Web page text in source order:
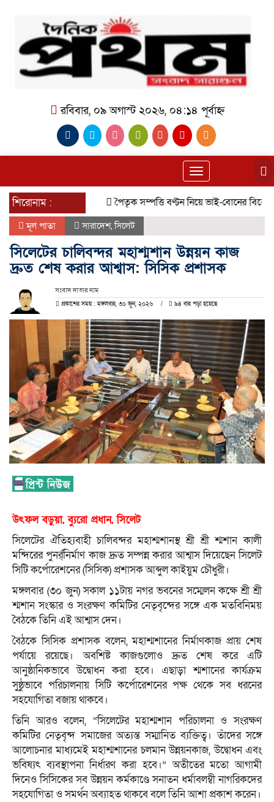
রবিবার, ০৯ অগাস্ট ২০২৬, ০৪:১৪ পূর্বাহ্ন
Toggle
navigation
শিরোনাম : পৈতৃক সম্পত্তি বণ্টন নিয়ে ভাই-বোনের বিরোধ,
মূল পাতা সারাদেশ,সিলেট
সিলেটের চালিবন্দর মহাশ্মশান উন্নয়ন কাজ
দ্রুত শেষ করার আশ্বাস: সিসিক প্রশাসক
সংবাদ দাতার নাম
প্রকাশের সময় : মঙ্গলবার, ৩০ জুন, ২০২৬ ৯৪ বার পড়া হয়েছে
উৎফল বড়ুয়া, ব্যুরো প্রধান, সিলেট
সিলেটের ঐতিহ্যবাহী চালিবন্দর মহাশ্মশানস্থ শ্রী শ্রী শ্মশান কালী
মন্দিরের পুনর্র্নির্মাণ কাজ দ্রুত সম্পন্ন করার আশ্বাস দিয়েছেন সিলেট
সিটি কর্পোরেশনের (সিসিক) প্রশাসক আব্দুল কাইয়ুম চৌধুরী।
মঙ্গলবার (৩০ জুন) সকাল ১১টায় নগর ভবনের সম্মেলন কক্ষে শ্রী শ্রী
শ্মশান সংস্কার ও সংরক্ষণ কমিটির নেতৃবৃন্দের সঙ্গে এক মতবিনিময়
বৈঠকে তিনি এই আশ্বাস দেন।
বৈঠকে সিসিক প্রশাসক বলেন, মহাশ্মশানের নির্মাণকাজ প্রায় শেষ
পর্যায়ে রয়েছে। অবশিষ্ট কাজগুলোও দ্রুত শেষ করে এটি
আনুষ্ঠানিকভাবে উদ্বোধন করা হবে। এছাড়া শ্মশানের কার্যক্রম
সুষ্ঠুভাবে পরিচালনায় সিটি কর্পোরেশনের পক্ষ থেকে সব ধরনের
সহযোগিতা বজায় থাকবে।
তিনি আরও বলেন, “সিলেটের মহাশ্মশান পরিচালনা ও সংরক্ষণ
কমিটির নেতৃবৃন্দ সমাজের অত্যন্ত সম্মানিত ব্যক্তিত্ব। তাঁদের সঙ্গে
আলোচনার মাধ্যমেই মহাশ্মশানের চলমান উন্নয়নকাজ, উদ্বোধন এবং
ভবিষ্যৎ ব্যবস্থাপনা নির্ধারণ করা হবে।” অতীতের মতো আগামী
দিনেও সিসিকের সব উন্নয়ন কর্মকাণ্ডে সনাতন ধর্মাবলম্বী নাগরিকদের
সহযোগিতা ও সমর্থন অব্যাহত থাকবে বলে তিনি আশা প্রকাশ করেন।